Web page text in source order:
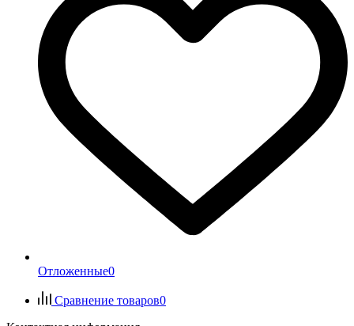
Отложенные0
Сравнение товаров0